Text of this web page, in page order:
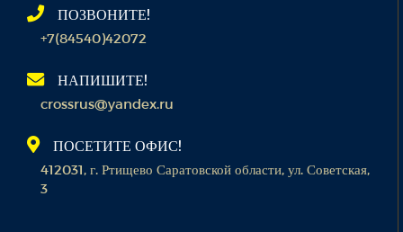
ПОЗВОНИТЕ!
+7(84540)42072
НАПИШИТЕ!
crossrus@yandex.ru
ПОСЕТИТЕ ОФИС!
412031, г. Ртищево Саратовской области, ул. Советская,
3